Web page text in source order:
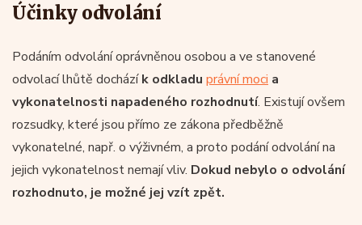
Účinky odvolání
Podáním odvolání oprávněnou osobou a ve stanovené
odvolací lhůtě docházík odkladu právní moci a
vykonatelnosti napadeného rozhodnutí. Existují ovšem
rozsudky, které jsou přímo ze zákona předběžně
vykonatelné, např. o výživném, a proto podání odvolání na
jejich vykonatelnost nemají vliv. Dokud nebylo o odvolání
rozhodnuto, je možné jej vzít zpět.